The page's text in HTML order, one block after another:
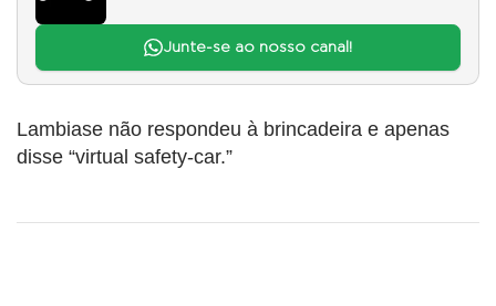
Junte-se ao nosso canal!
Lambiase não respondeu à brincadeira e apenas
disse “virtual safety-car.”